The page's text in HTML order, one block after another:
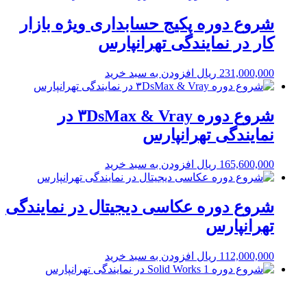
شروع دوره پکیج حسابداری ویژه بازار
کار در نمایندگی تهرانپارس
231,000,000 ریال افزودن به سبد خرید
شروع دوره ۳DsMax & Vray در
نمایندگی تهرانپارس
165,600,000 ریال افزودن به سبد خرید
شروع دوره عکاسی دیجیتال در نمایندگی
تهرانپارس
112,000,000 ریال افزودن به سبد خرید